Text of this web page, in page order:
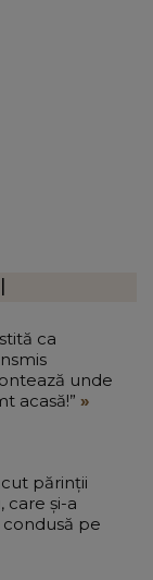
ca
unde
acasă!”
părinții
care și-a
pe